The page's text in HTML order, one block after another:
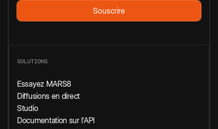
SOLUTIONS
Essayez MARS8
Diffusions en direct
Studio
Documentation sur l'API